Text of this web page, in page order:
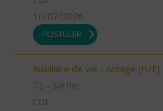
10/07/2026
POSTULER
Auxiliaire de vie - Arnage (H/F)
72 - Sarthe
CDI